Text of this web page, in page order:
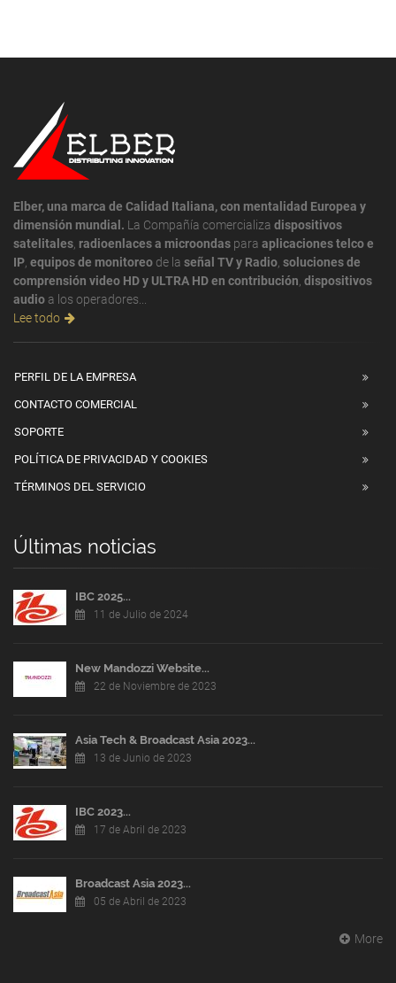
Elber, una marca de Calidad Italiana, con mentalidad Europea y
dimensión mundial. La Compañía comercializa dispositivos
satelitales, radioenlaces a microondas para aplicaciones telco e
IP, equipos de monitoreo de la señal TV y Radio, soluciones de
comprensión video HD y ULTRA HD en contribución, dispositivos
audio a los operadores...
Lee todo
PERFIL DE LA EMPRESA
CONTACTO COMERCIAL
SOPORTE
POLÍTICA DE PRIVACIDAD Y COOKIES
TÉRMINOS DEL SERVICIO
Últimas noticias
IBC 2025...
11 de Julio de 2024
New Mandozzi Website...
22 de Noviembre de 2023
Asia Tech & Broadcast Asia 2023...
13 de Junio de 2023
IBC 2023...
17 de Abril de 2023
Broadcast Asia 2023...
05 de Abril de 2023
More